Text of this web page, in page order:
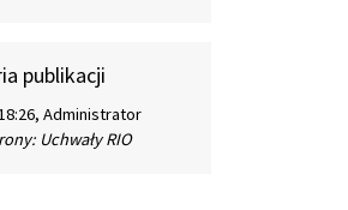
publikacji
Administrator
Uchwały RIO